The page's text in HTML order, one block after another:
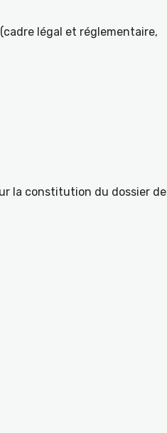
légal et réglementaire,
la constitution du dossier de